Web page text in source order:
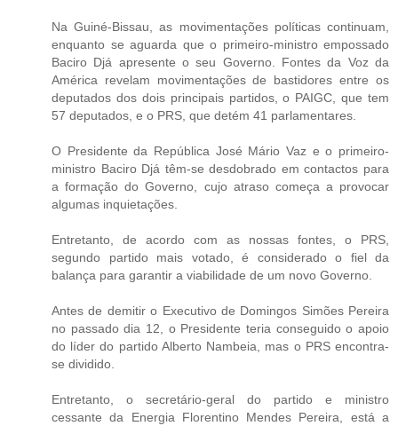
Na Guiné-Bissau, as movimentações políticas continuam,
enquanto se aguarda que o primeiro-ministro empossado
Baciro Djá apresente o seu Governo. Fontes da Voz da
América revelam movimentações de bastidores entre os
deputados dos dois principais partidos, o PAIGC, que tem
57 deputados, e o PRS, que detém 41 parlamentares.
O Presidente da República José Mário Vaz e o primeiro-
ministro Baciro Djá têm-se desdobrado em contactos para
a formação do Governo, cujo atraso começa a provocar
algumas inquietações.
Entretanto, de acordo com as nossas fontes, o PRS,
segundo partido mais votado, é considerado o fiel da
balança para garantir a viabilidade de um novo Governo.
Antes de demitir o Executivo de Domingos Simões Pereira
no passado dia 12, o Presidente teria conseguido o apoio
do líder do partido Alberto Nambeia, mas o PRS encontra-
se dividido.
Entretanto, o secretário-geral do partido e ministro
cessante da Energia Florentino Mendes Pereira, está a